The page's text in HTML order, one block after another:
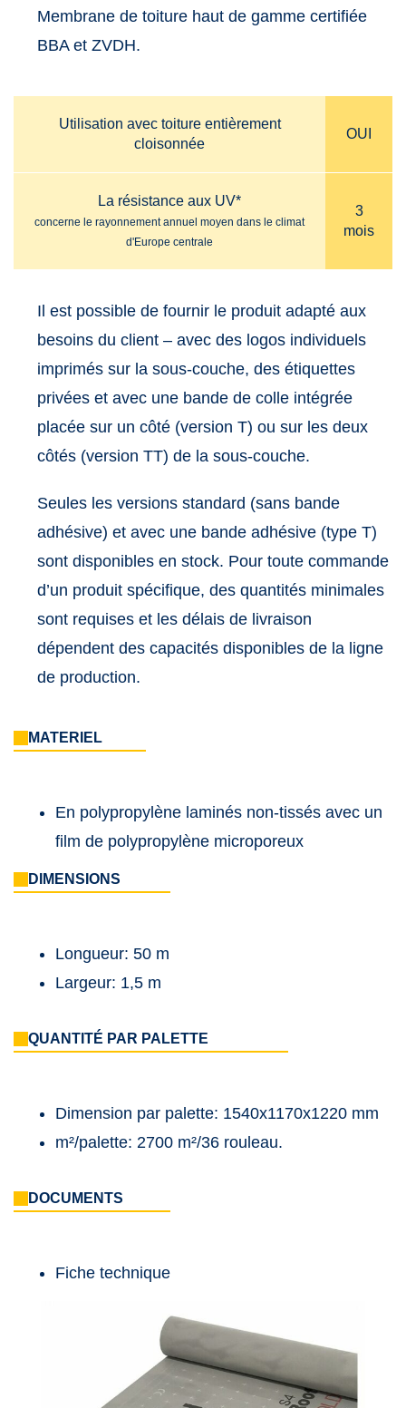
Membrane de toiture haut de gamme certifiée
BBA et ZVDH.
Utilisation avec toiture entièrement
cloisonnée
OUI
La résistance aux UV*
concerne le rayonnement annuel moyen dans le climat
d'Europe centrale
3
mois
Il est possible de fournir le produit adapté aux
besoins du client – avec des logos individuels
imprimés sur la sous-couche, des étiquettes
privées et avec une bande de colle intégrée
placée sur un côté (version T) ou sur les deux
côtés (version TT) de la sous-couche.
Seules les versions standard (sans bande
adhésive) et avec une bande adhésive (type T)
sont disponibles en stock. Pour toute commande
d’un produit spécifique, des quantités minimales
sont requises et les délais de livraison
dépendent des capacités disponibles de la ligne
de production.
MATERIEL
En polypropylène laminés non-tissés avec un
film de polypropylène microporeux
DIMENSIONS
Longueur: 50 m
Largeur: 1,5 m
QUANTITÉ PAR PALETTE
Dimension par palette: 1540x1170x1220 mm
m²/palette: 2700 m²/36 rouleau.
DOCUMENTS
Fiche technique